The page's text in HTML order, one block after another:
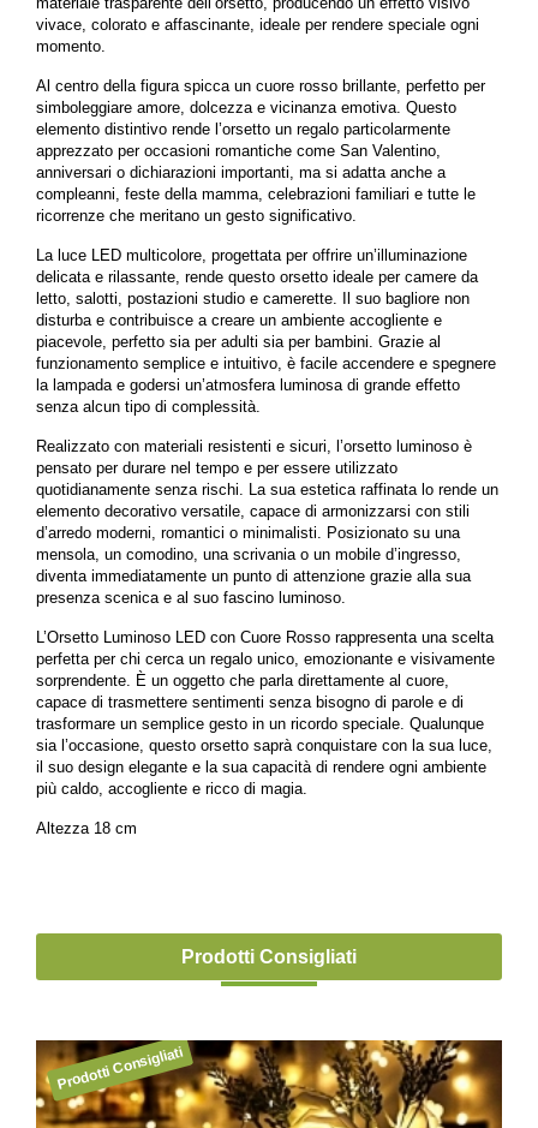
vivace, colorato e affascinante, ideale per rendere speciale ogni
momento.
Al centro della figura spicca un cuore rosso brillante, perfetto per
simboleggiare amore, dolcezza e vicinanza emotiva. Questo
elemento distintivo rende l’orsetto un regalo particolarmente
apprezzato per occasioni romantiche come San Valentino,
anniversari o dichiarazioni importanti, ma si adatta anche a
compleanni, feste della mamma, celebrazioni familiari e tutte le
ricorrenze che meritano un gesto significativo.
La luce LED multicolore, progettata per offrire un’illuminazione
delicata e rilassante, rende questo orsetto ideale per camere da
letto, salotti, postazioni studio e camerette. Il suo bagliore non
disturba e contribuisce a creare un ambiente accogliente e
piacevole, perfetto sia per adulti sia per bambini. Grazie al
funzionamento semplice e intuitivo, è facile accendere e spegnere
la lampada e godersi un’atmosfera luminosa di grande effetto
senza alcun tipo di complessità.
Realizzato con materiali resistenti e sicuri, l’orsetto luminoso è
pensato per durare nel tempo e per essere utilizzato
quotidianamente senza rischi. La sua estetica raffinata lo rende un
elemento decorativo versatile, capace di armonizzarsi con stili
d’arredo moderni, romantici o minimalisti. Posizionato su una
mensola, un comodino, una scrivania o un mobile d’ingresso,
diventa immediatamente un punto di attenzione grazie alla sua
presenza scenica e al suo fascino luminoso.
L’Orsetto Luminoso LED con Cuore Rosso rappresenta una scelta
perfetta per chi cerca un regalo unico, emozionante e visivamente
sorprendente. È un oggetto che parla direttamente al cuore,
capace di trasmettere sentimenti senza bisogno di parole e di
trasformare un semplice gesto in un ricordo speciale. Qualunque
sia l’occasione, questo orsetto saprà conquistare con la sua luce,
il suo design elegante e la sua capacità di rendere ogni ambiente
più caldo, accogliente e ricco di magia.
Altezza 18 cm
Prodotti Consigliati